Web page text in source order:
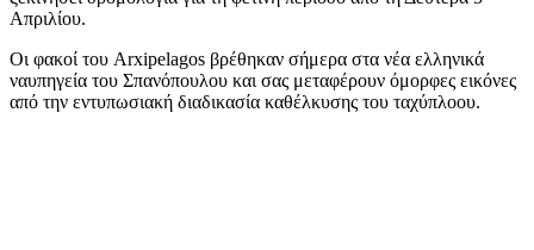
Απριλίου.
Οι φακοί του Arxipelagos βρέθηκαν σήμερα στα νέα ελληνικά
ναυπηγεία του Σπανόπουλου και σας μεταφέρουν όμορφες εικόνες
από την εντυπωσιακή διαδικασία καθέλκυσης του ταχύπλοου.